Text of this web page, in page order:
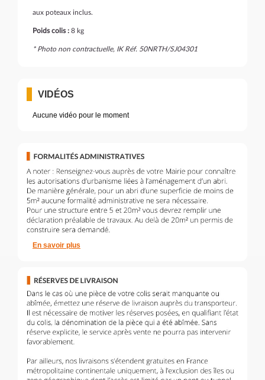
aux poteaux inclus.
Poids colis : 8 kg
* Photo non contractuelle, IK Réf. 50NRTH/SJ04301
VIDÉOS
Aucune vidéo pour le moment
En savoir plus